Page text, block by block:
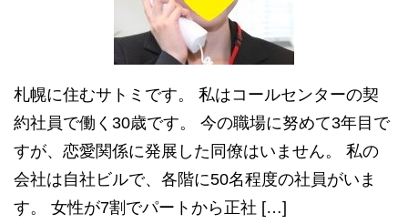
札幌に住むサトミです。 私はコールセンターの契
約社員で働く30歳です。 今の職場に努めて3年目で
すが、恋愛関係に発展した同僚はいません。 私の
会社は自社ビルで、各階に50名程度の社員がいま
す。 女性が7割でパートから正社 […]